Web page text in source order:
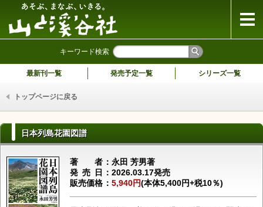
キーワード検索
最新刊一覧 発売予定一覧 シリーズ一覧
トップページに戻る
日本列島花園図譜
著者永田 芳男著
発売日 2026.03.17発売
販売価格
5,940円(本体5,400円+税10％)